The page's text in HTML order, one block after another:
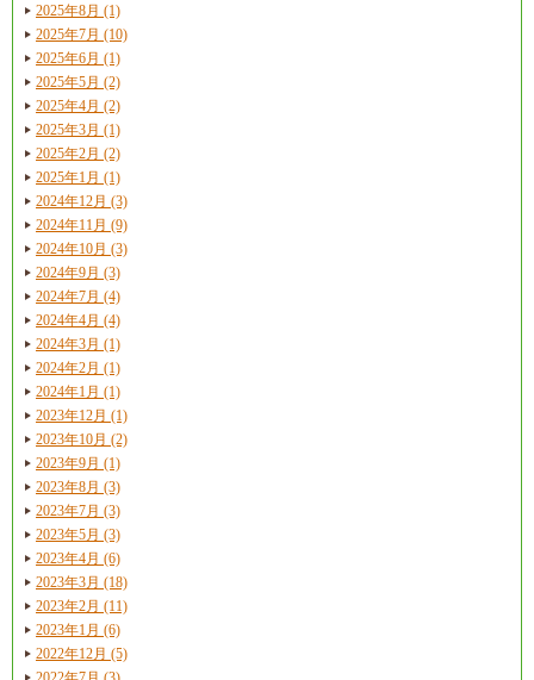
2025年8月 (1)
2025年7月 (10)
2025年6月 (1)
2025年5月 (2)
2025年4月 (2)
2025年3月 (1)
2025年2月 (2)
2025年1月 (1)
2024年12月 (3)
2024年11月 (9)
2024年10月 (3)
2024年9月 (3)
2024年7月 (4)
2024年4月 (4)
2024年3月 (1)
2024年2月 (1)
2024年1月 (1)
2023年12月 (1)
2023年10月 (2)
2023年9月 (1)
2023年8月 (3)
2023年7月 (3)
2023年5月 (3)
2023年4月 (6)
2023年3月 (18)
2023年2月 (11)
2023年1月 (6)
2022年12月 (5)